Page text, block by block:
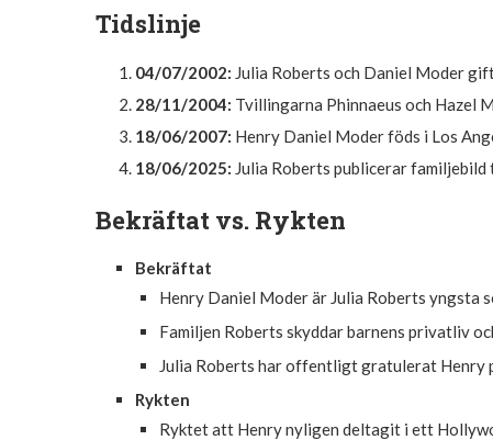
Tidslinje
04/07/2002: Julia Roberts och Daniel Moder
28/11/2004: Tvillingarna Phinnaeus och Hazel
18/06/2007: Henry Daniel Moder föds i Los
18/06/2025: Julia Roberts publicerar
Bekräftat vs. Rykten
Bekräftat
Henry Daniel Moder är Julia Roberts yngsta
Familjen Roberts skyddar barnens privatliv
Julia Roberts har offentligt gratulerat Henry
Rykten
Ryktet att Henry nyligen deltagit i ett